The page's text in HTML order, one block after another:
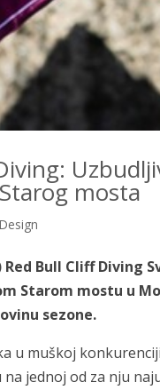
mosta
Design
Red Bull Cliff Diving
Starom mostu u
sezone.
u muškoj
jednoj od za nju